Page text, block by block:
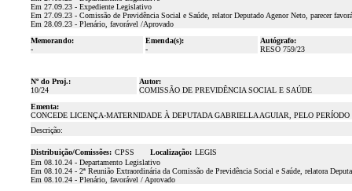
Em 27.09.23 - Expediente Legislativo
Em 27.09.23 - Comissão de Previdência Social e Saúde, relator Deputado Agenor Neto, parecer
Em 28.09.23 - Plenário, favorável /Aprovado
Memorando:
-
Emenda(s):
-
Autógrafo:
RESO 759/23
Nº do Proj.:
10/24
Autor:
COMISSÃO DE PREVIDÊNCIA SOCIAL E SAÚDE
Ementa:
CONCEDE LICENÇA-MATERNIDADE À DEPUTADA GABRIELLA AGUIAR, PELO
Descrição:
Distribuição/Comissões: CPSS Localização: LEGIS
Em 08.10.24 - Departamento Legislativo
Em 08.10.24 - 2ª Reunião Extraordinária da Comissão de Previdência Social e Saúde, relatora
Em 08.10.24 - Plenário, favorável / Aprovado